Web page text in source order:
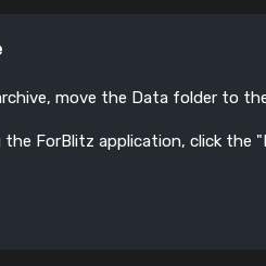
move the Data folder to
the ForBlitz application, click the